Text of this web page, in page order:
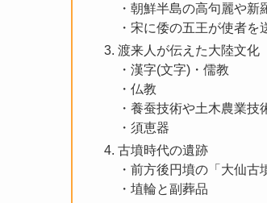
・朝鮮半島の高句麗や新
・宋に倭の五王が使者を
渡来人が伝えた大陸文化
・漢字(文字)・儒教
・仏教
・養蚕技術や土木農業技
・須恵器
古墳時代の遺跡
・前方後円墳の「大仙古
・埴輪と副葬品